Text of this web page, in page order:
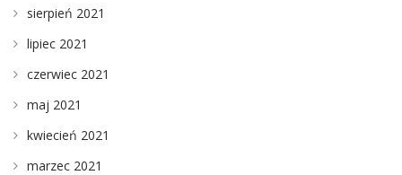
sierpień 2021
lipiec 2021
czerwiec 2021
maj 2021
kwiecień 2021
marzec 2021